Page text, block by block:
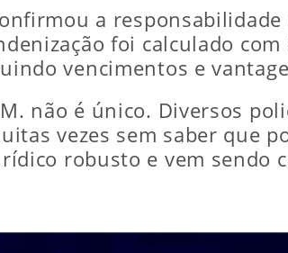
a
foi calculado
vencimentos e
não é único. Diversos
vezes sem saber que
robusto e vem sendo